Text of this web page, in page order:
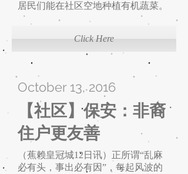
居民们能在社区空地种植有机蔬菜。
Click Here
October 13, 2016
【社区】保安：非裔
住户更友善
（蕉赖皇冠城12日讯）正所谓“乱麻
必有头，事出必有因”，每起风波的